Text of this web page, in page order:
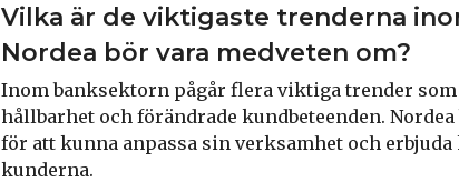
Vilka är de viktigaste trenderna
Nordea bör vara medveten om?
Inom banksektorn pågår flera viktiga trender
hållbarhet och förändrade kundbeteenden.
för att kunna anpassa sin verksamhet och
kunderna.